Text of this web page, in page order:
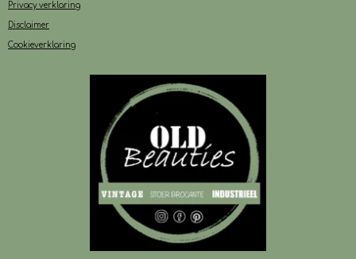
Privacy verklaring
Disclaimer
Cookieverklaring